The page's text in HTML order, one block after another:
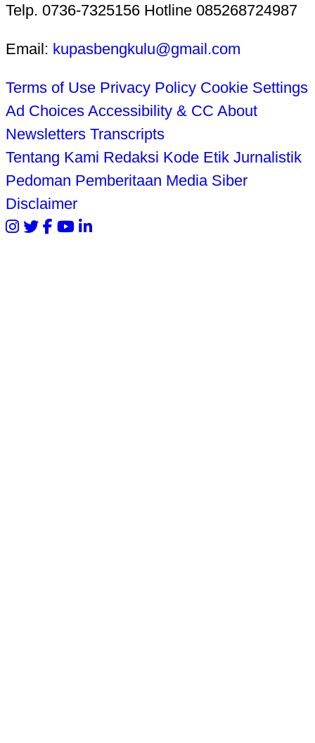
Telp. 0736-7325156 Hotline 085268724987
Email: kupasbengkulu@gmail.com
Terms of Use Privacy Policy Cookie Settings
Ad Choices Accessibility & CC About
Newsletters Transcripts
Tentang Kami Redaksi Kode Etik Jurnalistik
Pedoman Pemberitaan Media Siber
Disclaimer